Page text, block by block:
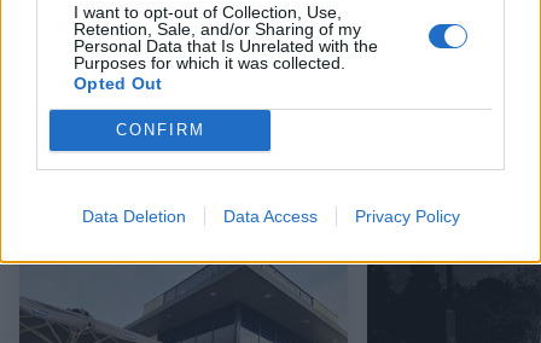
I want to opt-out of Collection, Use,
Retention, Sale, and/or Sharing of my
Personal Data that Is Unrelated with the
Purposes for which it was collected.
Opted Out
CONFIRM
Data Deletion Data Access Privacy Policy
Stort cykelløb kom forbi Brønderslev
Andre læser også